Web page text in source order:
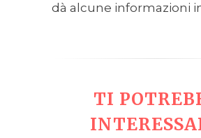
dà alcune informazioni
TI